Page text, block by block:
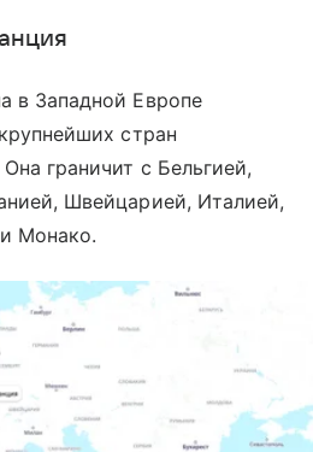
в Западной Европе
стран
граничит с Бельгией,
Швейцарией, Италией,
Монако.